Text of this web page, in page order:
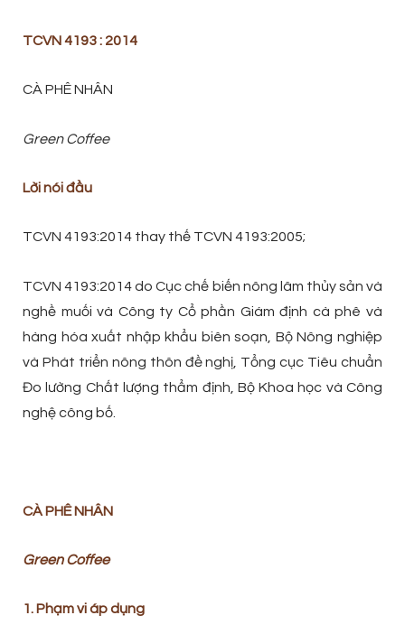
TCVN 4193 : 2014
CÀ PHÊ NHÂN
Green Coffee
Lời nói đầu
TCVN 4193:2014 thay thế TCVN 4193:2005;
TCVN 4193:2014 do Cục chế biến nông lâm thủy sản và
nghề muối và Công ty Cổ phần Giám định cà phê và
hàng hóa xuất nhập khẩu biên soạn, Bộ Nông nghiệp
và Phát triển nông thôn đề nghị, Tổng cục Tiêu chuẩn
Đo lường Chất lượng thẩm định, Bộ Khoa học và Công
nghệ công bố.
CÀ PHÊ NHÂN
Green Coffee
1. Phạm vi áp dụng